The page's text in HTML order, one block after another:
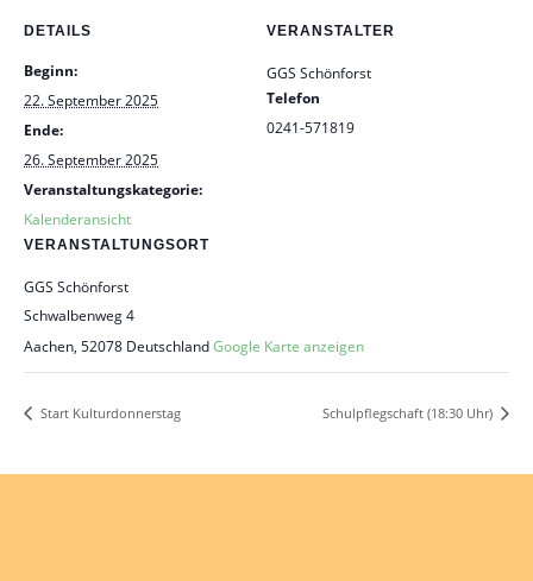
DETAILS
Beginn:
22. September 2025
Ende:
26. September 2025
Veranstaltungskategorie:
Kalenderansicht
VERANSTALTUNGSORT
GGS Schönforst
Schwalbenweg 4
Aachen, 52078 DeutschlandGoogle Karte anzeigen
VERANSTALTER
GGS Schönforst
Telefon
0241-571819
Start Kulturdonnerstag Schulpflegschaft (18:30 Uhr)